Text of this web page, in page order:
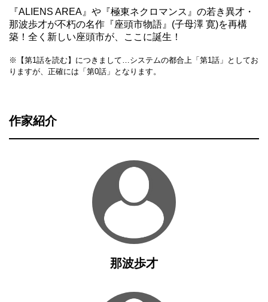
作家紹介
那波歩才
『ALIENS AREA』や『極東ネクロマンス』の若き異才・
那波歩才が不朽の名作『座頭市物語』(子母澤 寛)を再構
築！全く新しい座頭市が、ここに誕生！
※【第1話を読む】につきまして…システムの都合上「第1話」としてお
りますが、正確には「第0話」となります。